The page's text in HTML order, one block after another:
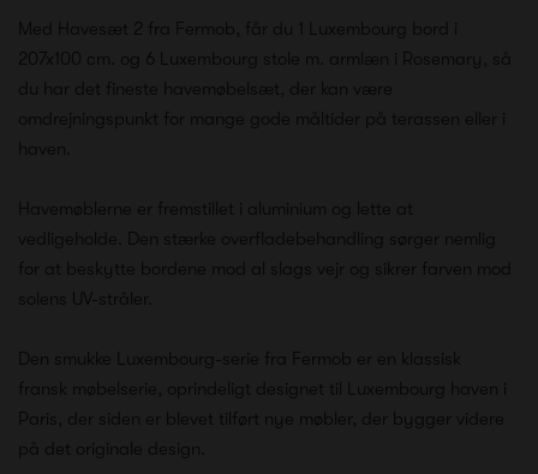
Med Havesæt 2 fra Fermob, får du 1 Luxembourg bord i
207x100 cm. og 6 Luxembourg stole m. armlæn i Rosemary, så
du har det fineste havemøbelsæt, der kan være
omdrejningspunkt for mange gode måltider på terassen eller i
haven.
Havemøblerne er fremstillet i aluminium og lette at
vedligeholde. Den stærke overfladebehandling sørger nemlig
for at beskytte bordene mod al slags vejr og sikrer farven mod
solens UV-stråler.
Den smukke Luxembourg-serie fra Fermob er en klassisk
fransk møbelserie, oprindeligt designet til Luxembourg haven i
Paris, der siden er blevet tilført nye møbler, der bygger videre
på det originale design.